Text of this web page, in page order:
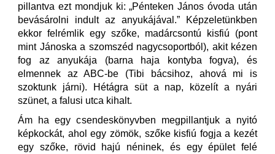
pillantva ezt mondjuk ki: „Pénteken János óvoda után
bevásárolni indult az anyukájával.” Képzeletünkben
ekkor felrémlik egy szőke, madárcsontú kisfiú (pont
mint Jánoska a szomszéd nagycsoportból), akit kézen
fog az anyukája (barna haja kontyba fogva), és
elmennek az ABC-be (Tibi bácsihoz, ahová mi is
szoktunk járni). Hétágra süt a nap, közelít a nyári
szünet, a falusi utca kihalt.
Ám ha egy csendeskönyvben megpillantjuk a nyitó
képkockát, ahol egy zömök, szőke kisfiú fogja a kezét
egy szőke, rövid hajú néninek, és egy épület felé